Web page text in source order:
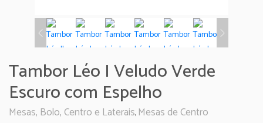
Tambor Léo I Veludo Verde
Escuro com Espelho
Mesas, Bolo, Centro e Laterais, Mesas de Centro